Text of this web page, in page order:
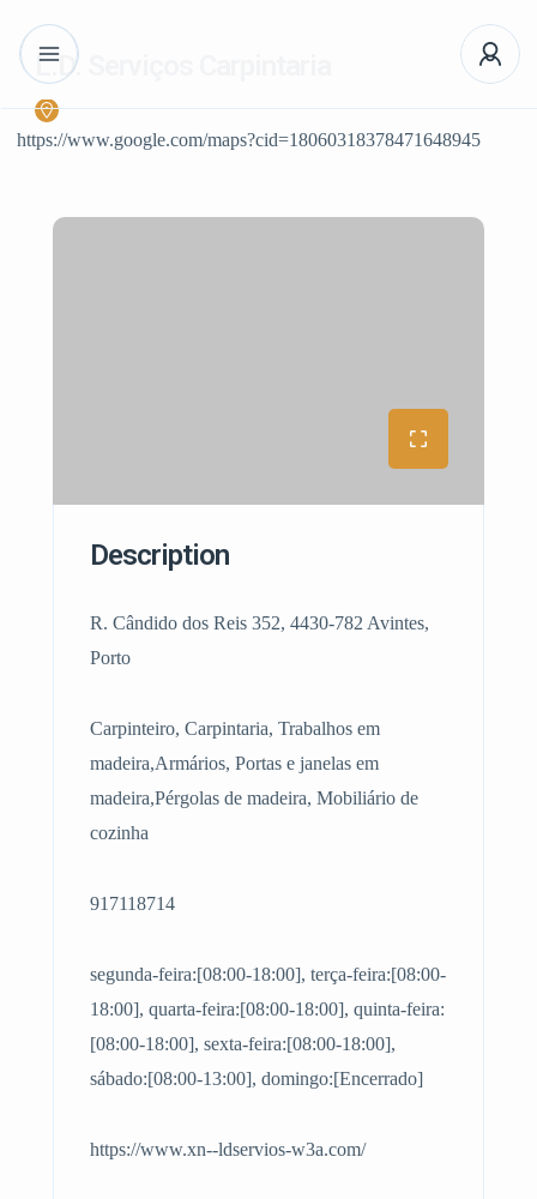
L.D. Serviços Carpintaria
https://www.google.com/maps?cid=18060318378471648945
Description
R. Cândido dos Reis 352, 4430-782 Avintes,
Porto
Carpinteiro, Carpintaria, Trabalhos em
madeira,Armários, Portas e janelas em
madeira,Pérgolas de madeira, Mobiliário de
cozinha
917118714
segunda-feira:[08:00-18:00], terça-feira:[08:00-
18:00], quarta-feira:[08:00-18:00], quinta-feira:
[08:00-18:00], sexta-feira:[08:00-18:00],
sábado:[08:00-13:00], domingo:[Encerrado]
https://www.xn--ldservios-w3a.com/